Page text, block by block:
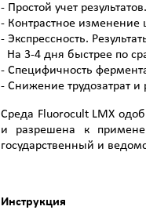
- Простой учет результатов.
- Контрастное
- Экспрессность.
На 3-4 дня быстрее по
- Специфичность
- Снижение трудозатрат
Среда Fluorocult LMX
и разрешена к
государственный и
Инструкция